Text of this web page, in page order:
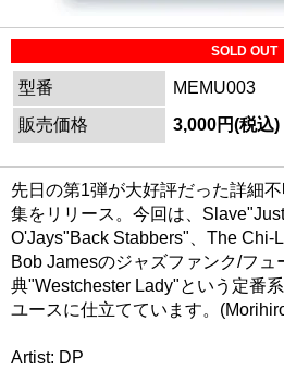
SOLD OUT
型番
MEMU003
販売価格
3,000円(税込)
先日の第1弾が大好評だった詳細
集をリリース。今回は、
O'Jays"Back Stabbers"、The Chi-
Bob Jamesのジャズファンク/フュ
典"Westchester Lady"という定番
ユースに仕立てています。
Artist: DP